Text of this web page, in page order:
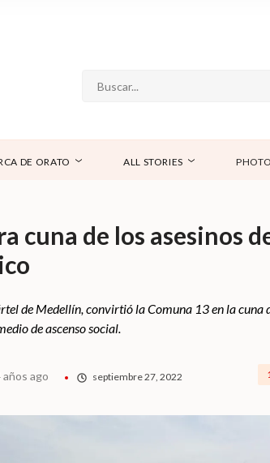
DE ORATO ALL STORIES
cuna de los asesinos
de Medellín, convirtió la Comuna 13 en la cuna
de ascenso social.
años ago septiembre 27, 2022